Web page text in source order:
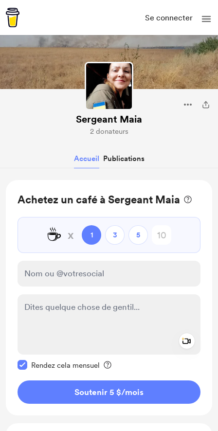
Se connecter
Sergeant Maia
2 donateurs
Accueil Publications
Achetez un café à Sergeant Maia
☕ x 1 3 5
Rendez cela mensuel
Soutenir 5 $/mois